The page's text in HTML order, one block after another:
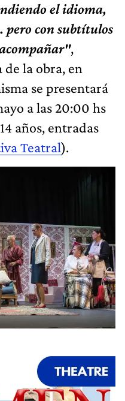
el idioma,
pero con subtítulos
,
la obra, en
se presentará
a las 20:00 hs
años, entradas
Teatral).